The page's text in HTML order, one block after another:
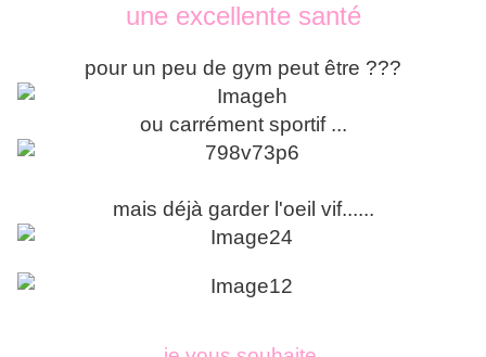
une excellente santé
pour un peu de gym peut être ???
ou carrément sportif ...
mais déjà garder l'oeil vif......